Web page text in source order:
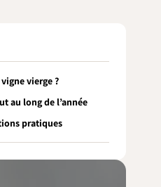
vierge ?
au long de l’année
pratiques